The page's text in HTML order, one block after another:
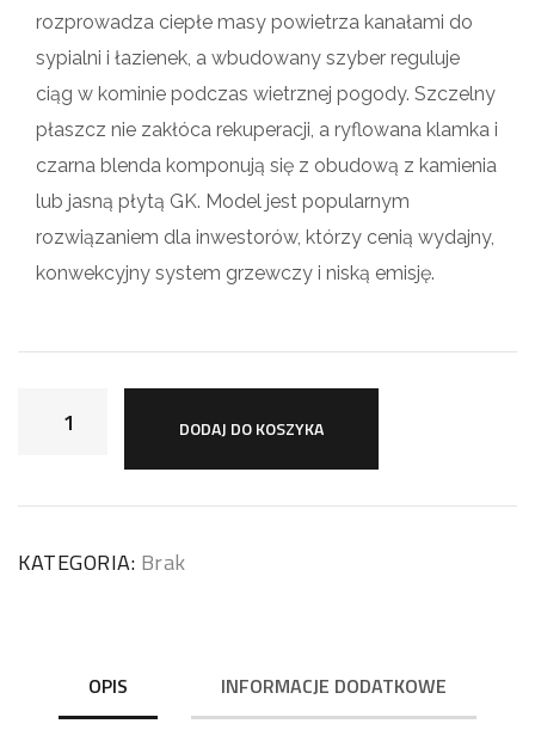
rozprowadza ciepłe masy powietrza kanałami do
sypialni i łazienek, a wbudowany szyber reguluje
ciąg w kominie podczas wietrznej pogody. Szczelny
płaszcz nie zakłóca rekuperacji, a ryflowana klamka i
czarna blenda komponują się z obudową z kamienia
lub jasną płytą GK. Model jest popularnym
rozwiązaniem dla inwestorów, którzy cenią wydajny,
konwekcyjny system grzewczy i niską emisję.
DODAJ DO KOSZYKA
KATEGORIA: Brak
OPIS INFORMACJE DODATKOWE